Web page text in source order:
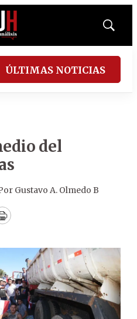
Mostrar
ÚLTIMAS NOTICIAS
del
Gustavo A. Olmedo B
Print